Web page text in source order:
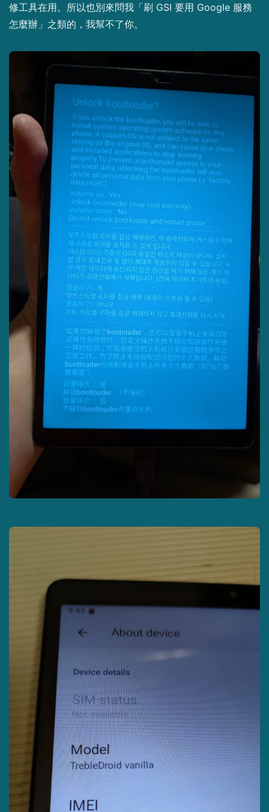
修工具在用。所以也別來問我「刷 GSI 要用 Google 服務
怎麼辦」之類的，我幫不了你。